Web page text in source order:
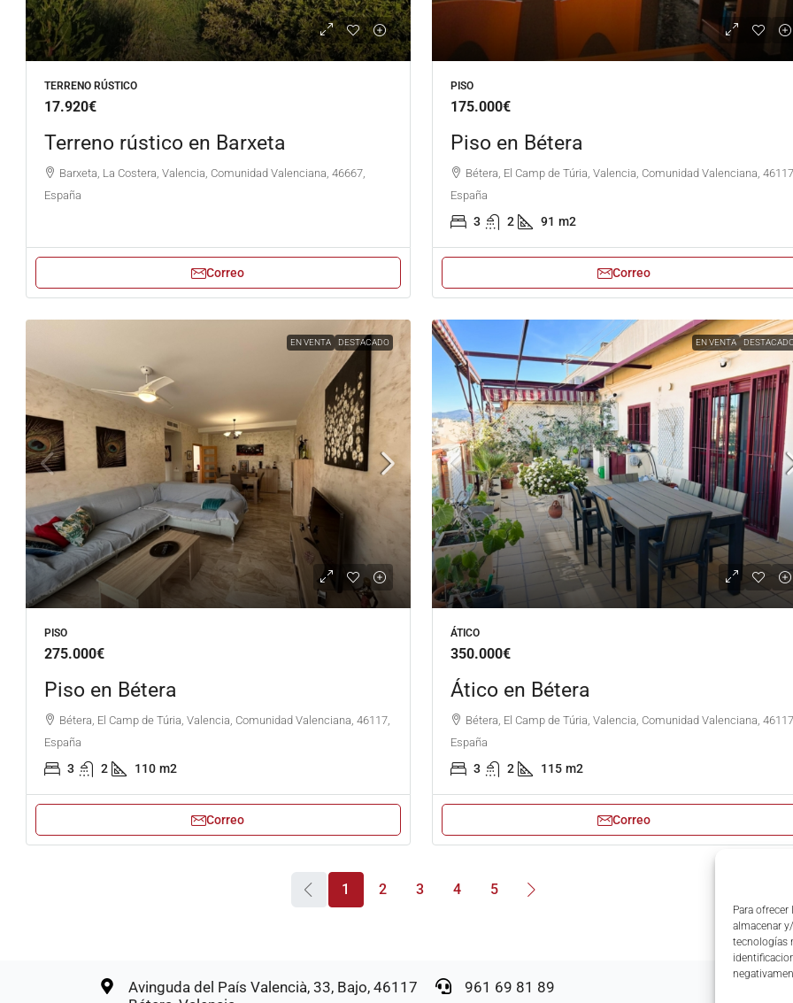
Para
almacenar
tecnologías
TERRENO RÚSTICO
17.920€
Terreno rústico en Barxeta
Barxeta, La Costera, Valencia, Comunidad Valenciana, 46667,
España
Correo
PISO
175.000€
Piso en Bétera
Bétera, El Camp de Túria, Valencia, Comunidad Valenciana,
España
3 2 91 m2
Correo
EN VENTA DESTACADO
PISO
275.000€
Piso en Bétera
Bétera, El Camp de Túria, Valencia, Comunidad Valenciana, 46117,
España
3 2 110 m2
Correo
EN VENTA
ÁTICO
350.000€
Ático en Bétera
Bétera, El Camp de Túria, Valencia, Comunidad Valenciana,
España
3 2 115 m2
Correo
1 2 3 4 5
Avinguda del País Valencià, 33, Bajo, 46117
961 69 81 89